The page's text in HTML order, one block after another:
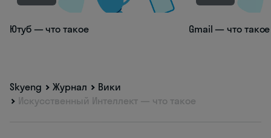
Ютуб — что такое Gmail — что такое
Skyeng Журнал
Вики
Искусственный Интеллект — что такое